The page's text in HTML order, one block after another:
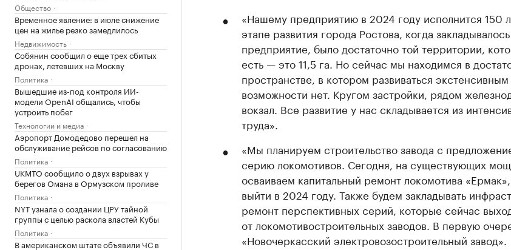
Общество
Временное явление: в июле снижение
цен на жилье резко замедлилось
Недвижимость
Собянин сообщил о еще трех сбитых
дронах, летевших на Москву
Политика
Вышедшие из-под контроля ИИ-
модели OpenAI общались, чтобы
устроить побег
Технологии и медиа
Аэропорт Домодедово перешел на
обслуживание рейсов по согласованию
Политика
UKMTO сообщило о двух взрывах у
берегов Омана в Ормузском проливе
Политика
NYT узнала о создании ЦРУ тайной
группы с целью раскола властей Кубы
Политика
В американском штате объявили ЧС в
«Нашему предприятию в 2024 году исполнится 150
этапе развития города Ростова, когда
предприятие, было достаточно той территории,
есть — это 11,5 га. Но сейчас мы находимся в
пространстве, в котором развиваться
возможности нет. Кругом застройки, рядом
вокзал. Все развитие у нас складывается из
труда».
«Мы планируем строительство завода с
серию локомотивов. Сегодня, на существующих
осваиваем капитальный ремонт локомотива
выйти в 2024 году. Также будем закладывать
ремонт перспективных серий, которые сейчас
от локомотивостроительных заводов. В первую
«Новочеркасский электровозостроительный завод».